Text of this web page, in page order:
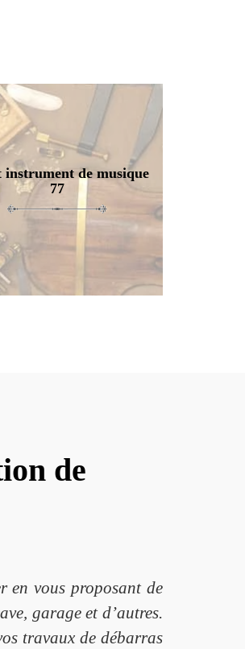
instrument de musique
77
de
en vous proposant de
garage et d’autres.
travaux de débarras